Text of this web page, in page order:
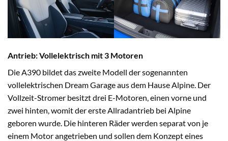
Antrieb: Vollelektrisch mit 3 Motoren
Die A390 bildet das zweite Modell der sogenannten
vollelektrischen Dream Garage aus dem Hause Alpine. Der
Vollzeit-Stromer besitzt drei E-Motoren, einen vorne und
zwei hinten, womit der erste Allradantrieb bei Alpine
geboren wurde. Die hinteren Räder werden separat von je
einem Motor angetrieben und sollen dem Konzept eines